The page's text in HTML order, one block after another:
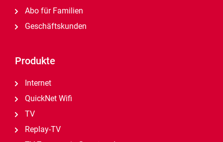
Abo für Familien
Geschäftskunden
Produkte
Internet
QuickNet Wifi
TV
Replay-TV